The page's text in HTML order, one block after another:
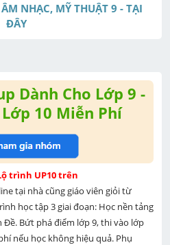
t
NHẠC, MỸ THUẬT 9 - TẠI
ĐÂY
Dành Cho Lớp 9 -
10 Miễn Phí
trình UP10 trên
tại nhà cũng giáo viên giỏi từ
học tập 3 giai đoạn: Học nền tảng
Đề. Bứt phá điểm lớp 9, thi vào lớp
nếu học không hiệu quả. Phụ